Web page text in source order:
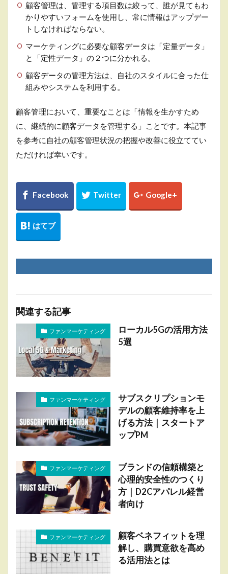
顧客管理は、管理する項目数は絞って、誰が見てもわ
かりやすいフォームを使用し、常に情報はアップデー
トしなければならない。
マーケティングに必要な顧客データは「定量データ」
と「定性データ」の２つに分かれる。
顧客データの管理方法は、自社のスタイルに合った仕
組みやシステムを利用する。
顧客管理において、重要なことは「情報を生かすため
に、継続的に顧客データを管理する」ことです。本記事
を参考に自社の顧客管理状況の把握や改善に役立ててい
ただければ幸いです。
関連する記事
ファンマーケティング
ローカル5Gの活用方法
5選
ファンマーケティング
サブスクリプションモ
デルの顧客維持率を上
げる方法｜スタートア
ップPM
ファンマーケティング
ブランドの信頼構築と
心理的安全性のつくり
方｜D2Cアパレル経営
者向け
ファンマーケティング
顧客ベネフィットを理
解し、購買意欲を高め
る活用法とは